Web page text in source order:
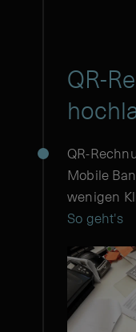
QR-
QR-
Mobile
wenigen
So geht's